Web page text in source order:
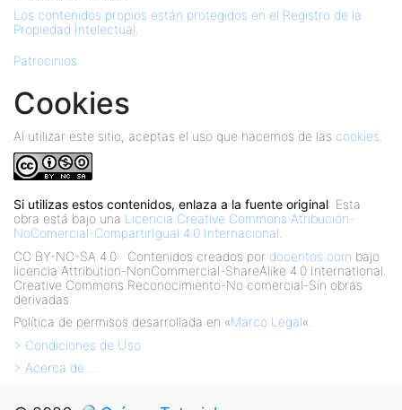
Los contenidos propios están protegidos en el Registro de la
Propiedad Intelectual
Patrocinios
Cookies
Al utilizar este sitio, aceptas el uso que hacemos de las cookies
Si utilizas estos contenidos, enlaza a la fuente original: Esta
obra está bajo una Licencia Creative Commons Atribución-
NoComercial-CompartirIgual 4.0 Internacional
CC BY-NC-SA 4.0: Contenidos creados por docentos.com bajo
licencia Attribution-NonCommercial-ShareAlike 4.0 International.
Creative Commons Reconocimiento-No comercial-Sin obras
derivadas.
Política de permisos desarrollada en «Marco Legal«.
> Condiciones de Uso
> Acerca de …